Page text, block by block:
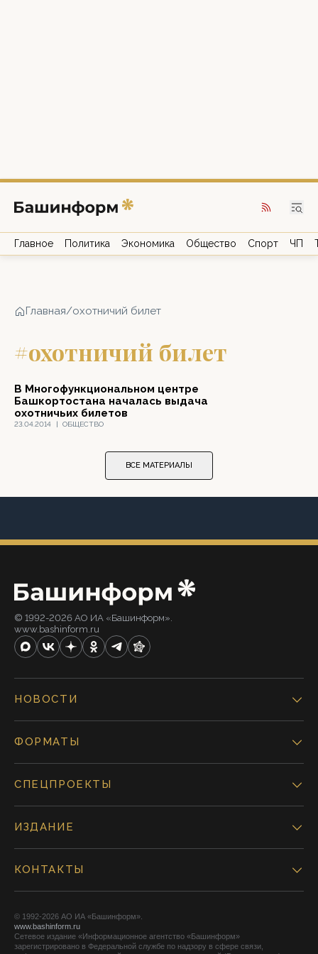
Главное Политика Экономика Общество Спорт ЧП
Главная/охотничий билет
#охотничий билет
23.04.2014 | ОБЩЕСТВО
В Многофункциональном центре
Башкортостана началась выдача
охотничьих билетов
ВСЕ МАТЕРИАЛЫ
© 1992-2026 АО ИА «Башинформ».
www.bashinform.ru
НОВОСТИ
ФОРМАТЫ
СПЕЦПРОЕКТЫ
ИЗДАНИЕ
КОНТАКТЫ
© 1992-2026 АО ИА «Башинформ».
www.bashinform.ru
Сетевое издание «Информационное агентство «Башинформ»
зарегистрировано в Федеральной службе по надзору в сфере связи,